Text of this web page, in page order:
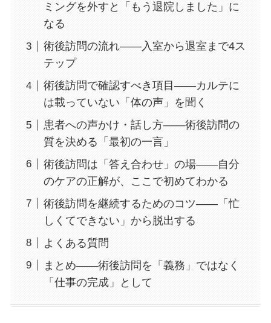
ミングを外すと「もう退院しました」に
なる
術後訪問の流れ——入室から退室まで4ス
テップ
術後訪問で確認すべき項目——カルテに
は載っていない「体の声」を聞く
患者への声かけ・話し方——術後訪問の
質を決める「最初の一言」
術後訪問は「答え合わせ」の場——自分
のケアの正解が、ここで初めてわかる
術後訪問を継続するためのコツ——「忙
しくてできない」から脱出する
よくある質問
まとめ——術後訪問を「義務」ではなく
「仕事の完成」として